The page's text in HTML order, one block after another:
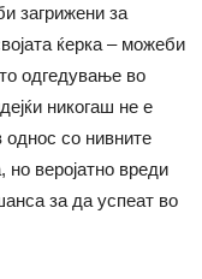
загрижени за
ќерка – можеби
одгедување во
никогаш не е
со нивните
веројатно вреди
за да успеат во